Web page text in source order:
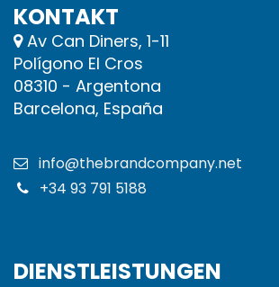
KONTAKT
Av Can Diners, 1-11
Polígono El Cros
08310 - Argentona
Barcelona, España
info@thebrandcompany.net
+34 93 791 5188
DIENSTLEISTUNGEN